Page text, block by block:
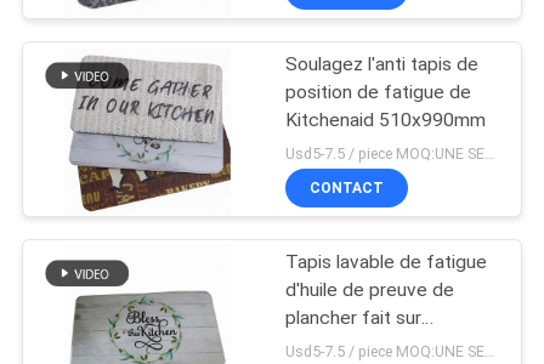
Tube d'isolation de
caoutchouc nitrile
25
23
Soulagez l'anti tapis de
position de fatigue de
Kitchenaid 510x990mm
CONTACT
Tapis lavable de fatigue
d'huile de preuve de
plancher fait sur
commande de cuisine